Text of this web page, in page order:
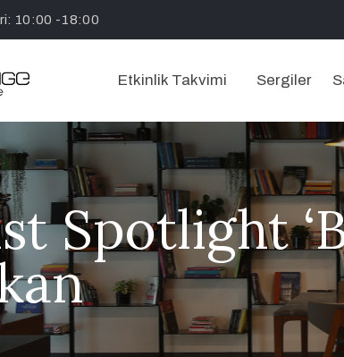
10:00 -18:00
Etkinlik Takvimi Sergiler
Spotlight